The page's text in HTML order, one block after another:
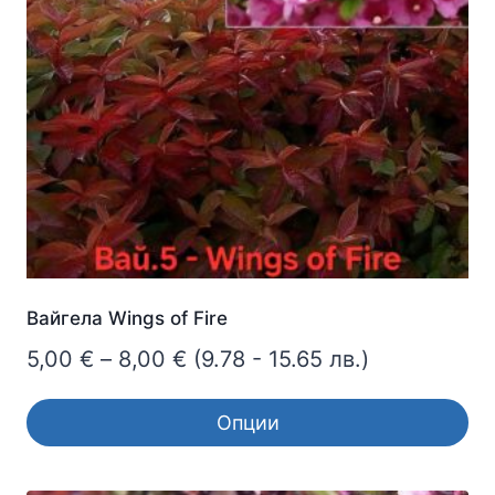
Вайгела Wings of Fire
5,00 € – 8,00 € Price
range:
5,00 €
(9.78 - 15.65 лв.)
Опции
product